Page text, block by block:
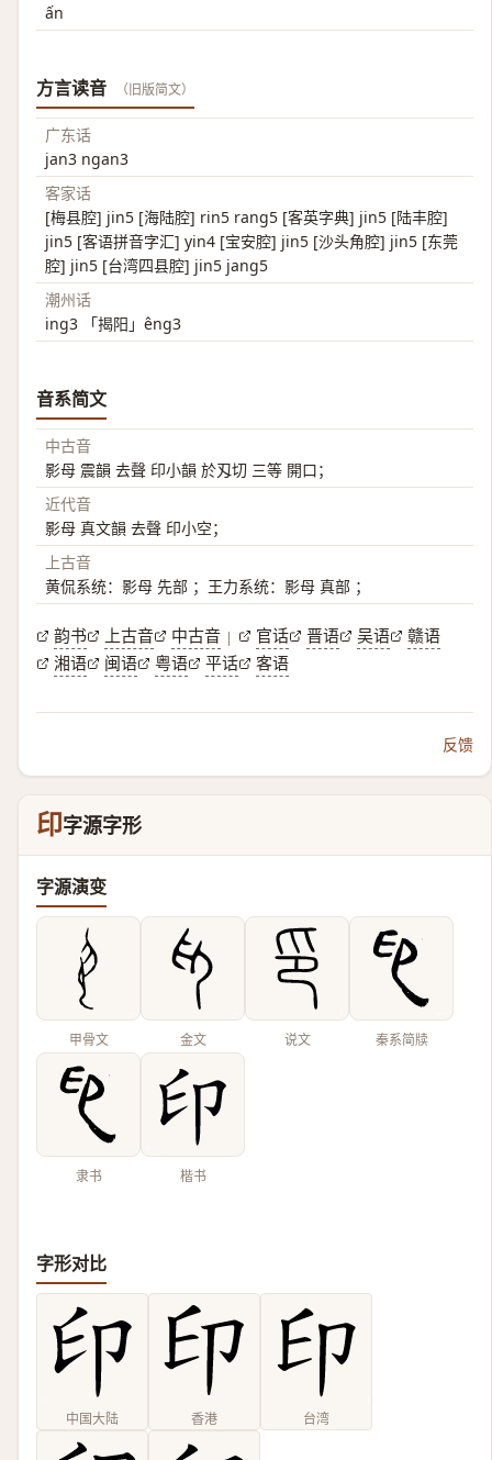
ấn
方言读音 （旧版简文）
广东话
jan3 ngan3
客家话
[梅县腔] jin5 [海陆腔] rin5 rang5 [客英字典] jin5 [陆丰腔]
jin5 [客语拼音字汇] yin4 [宝安腔] jin5 [沙头角腔] jin5 [东莞
腔] jin5 [台湾四县腔] jin5 jang5
潮州话
ing3 「揭阳」êng3
音系简文
中古音
影母 震韻 去聲 印小韻 於刄切 三等 開口；
近代音
影母 真文韻 去聲 印小空；
上古音
黄侃系统：影母 先部 ；王力系统：影母 真部 ；
韵书 上古音 中古音 | 官话 晋语 吴语
赣语
湘语
闽语 粤语 平话 客语
反馈
印字源字形
字源演变
甲骨文 金文 说文 秦系简牍
隶书 楷书
字形对比
中国大陆 香港 台湾